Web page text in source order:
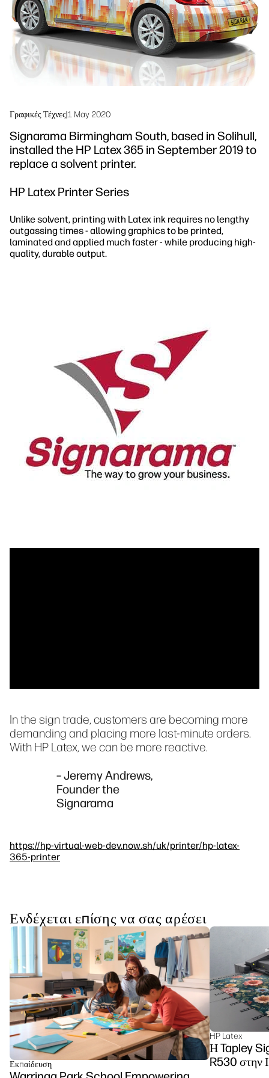
Γραφικές Τέχνες|1 May 2020
Signarama Birmingham South, based in Solihull,
installed the HP Latex 365 in September 2019 to
replace a solvent printer.
HP Latex Printer Series
Unlike solvent, printing with Latex ink requires no lengthy
outgassing times - allowing graphics to be printed,
laminated and applied much faster - while producing high-
quality, durable output.
In the sign trade, customers are becoming more
demanding and placing more last-minute orders.
With HP Latex, we can be more reactive.
– Jeremy Andrews,
Founder the
Signarama
https://hp-virtual-web-dev.now.sh/uk/printer/hp-latex-
365-printer
Ενδέχεται επίσης να σας αρέσει
Εκπαίδευση
HP Latex
Η Tapley
R530 στην